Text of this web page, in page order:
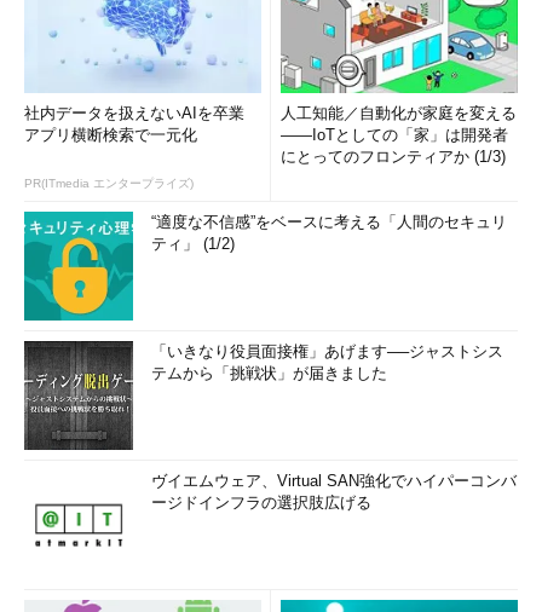
クすればよい。
「Process management」画面の構成
ここでは、アプリケーション名の右側に
ある［End］ボタンをクリックすること
で、アプリケーションを強制終了させる
ことができる。
社内データを扱えないAIを卒業
アプリ横断検索で一元化
PR(ITmedia エンタープライズ)
人工知能／自動化が家庭を変える
――IoTとしての「家」は開発者
にとってのフロンティアか (1/3)
“適度な不信感”をベースに考える「人間のセキュリ
ティ」 (1/2)
「いきなり役員面接権」あげます──ジャストシス
テムから「挑戦状」が届きました
ヴイエムウェア、Virtual SAN強化でハイパーコンバ
ージドインフラの選択肢広げる